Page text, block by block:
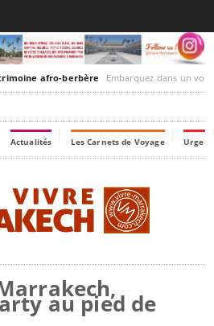
afro-berbère Embarquez dans un voyage culturel dans le
Actualités Les Carnets de Voyage
au pied de